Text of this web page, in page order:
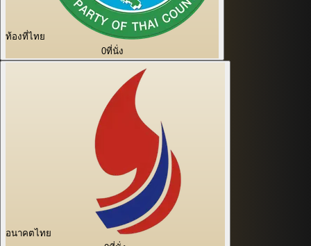
ท้องที่ไทย
0ที่นั่ง
อนาคตไทย